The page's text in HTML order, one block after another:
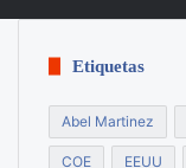
Etiquetas
Abel Martinez
COE EEUU